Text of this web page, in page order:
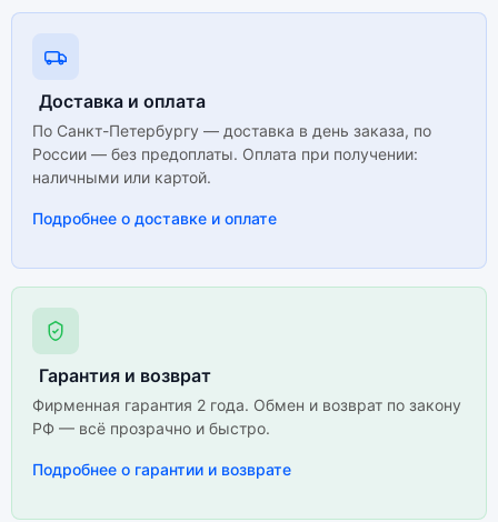
Доставка и оплата
По Санкт-Петербургу — доставка в день заказа, по
России — без предоплаты. Оплата при получении:
наличными или картой.
Подробнее о доставке и оплате
Гарантия и возврат
Фирменная гарантия 2 года. Обмен и возврат по закону
РФ — всё прозрачно и быстро.
Подробнее о гарантии и возврате